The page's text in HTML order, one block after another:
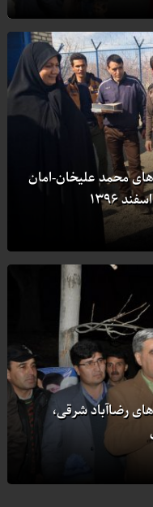
محمد علیخان-امان
رضاآباد شرقی،